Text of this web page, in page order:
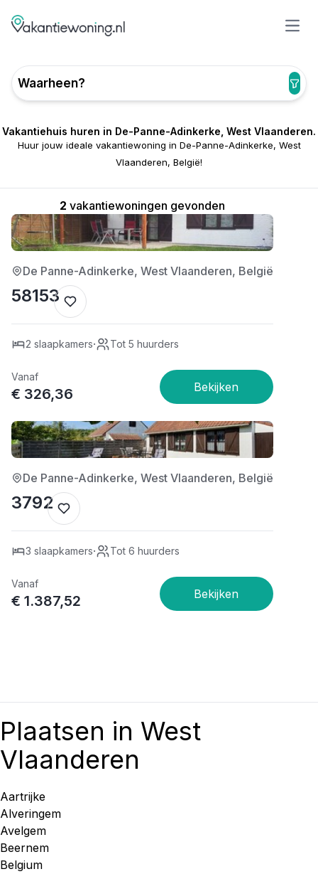
Waarheen?
Vakantiehuis huren in De-Panne-Adinkerke, West Vlaanderen.
Huur jouw ideale vakantiewoning in De-Panne-Adinkerke, West
Vlaanderen, België!
2 vakantiewoningen gevonden
1/5
De Panne-Adinkerke, West Vlaanderen, België
58153
2 slaapkamers· Tot 5 huurders
Vanaf
€ 326,36
1/5
De Panne-Adinkerke, West Vlaanderen, België
3792
3 slaapkamers· Tot 6 huurders
Vanaf
€ 1.387,52
Plaatsen in West
Vlaanderen
Aartrijke
Alveringem
Avelgem
Beernem
Belgium